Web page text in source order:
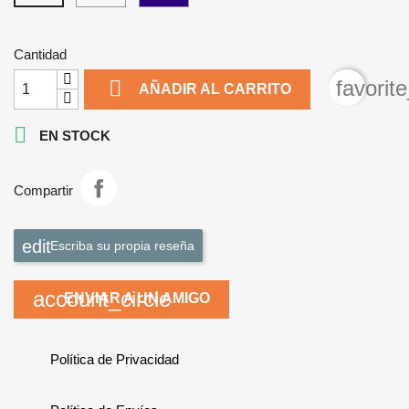
Cantidad
 AÑADIR AL CARRITO

EN STOCK
Compartir
Escriba su propia reseña
account_circle
ENVIAR A UN AMIGO
Política de Privacidad